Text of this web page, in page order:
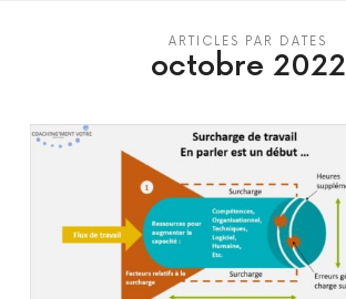
ARTICLES PAR DATES
octobre 2022